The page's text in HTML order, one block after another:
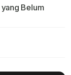
Belum